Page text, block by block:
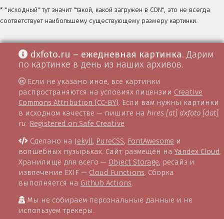
* "исходный" тут значит "такой, какой загружен в CDN", это не всегда
соответствует наибольшему существующему размеру картинки.
dxfoto.ru – ежедневная картинка. Дарим
по картинке в день из наших архивов.
Если не указано иное, все картинки
распространяются на условиях лицензии Creative
Commons Attribution (CC-BY). Если вам нужны картинки
в исходном качестве — пишите на hires [at] dxfoto [dot]
ru. Registered on Safe Creative
Сделано на Jekyll, PureCSS, FontAwesome и
волшебных пузырьках. Сайт размещён наYandex Cloud
Хранилище для всего — Object Storage, ресайз и
извлечение EXIF — Cloud Functions . Сборка
выполняется на Github Actions
Мы не собираем персональные данные и не
используем трекеры.